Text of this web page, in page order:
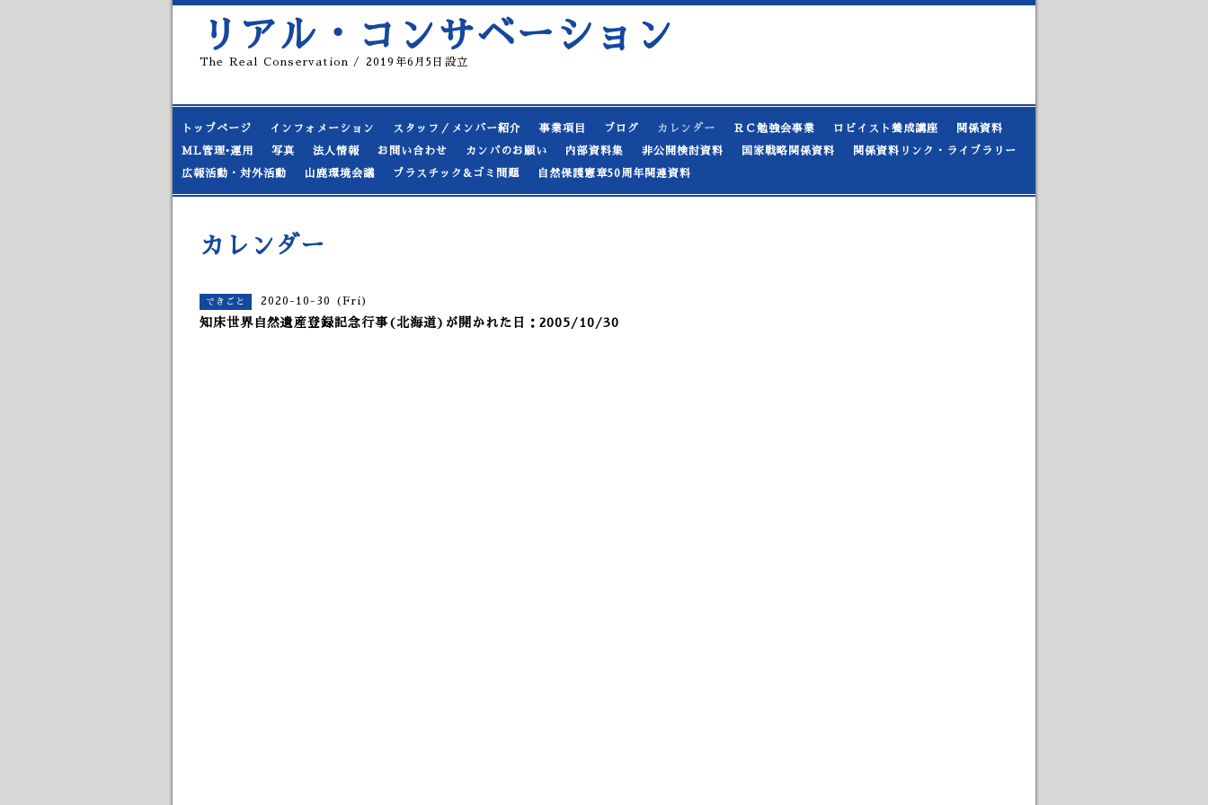
リアル・コンサベーション
The Real Conservation / 2019年6月5日設立
トップページ インフォメーション スタッフ／メンバー紹介 事業項目 ブログ カレンダー ＲＣ勉強会事業 ロビイスト養成講座 関係資料
ML管理•運用 写真 法人情報 お問い合わせ カンパのお願い 内部資料集 非公開検討資料 国家戦略関係資料 関係資料リンク・ライブラリー
広報活動・対外活動 山鹿環境会議 プラスチック&ゴミ問題 自然保護憲章50周年関連資料
カレンダー
できごと 2020-10-30 (Fri)
知床世界自然遺産登録記念行事(北海道)が開かれた日：2005/10/30